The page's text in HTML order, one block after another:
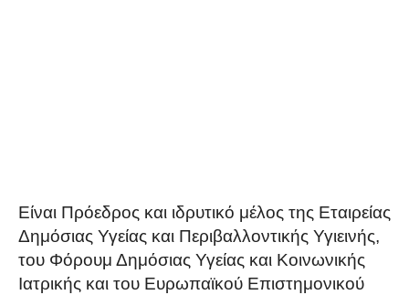
Είναι Πρόεδρος και ιδρυτικό μέλος της Εταιρείας
Δημόσιας Υγείας και Περιβαλλοντικής Υγιεινής,
του Φόρουμ Δημόσιας Υγείας και Κοινωνικής
Ιατρικής και του Ευρωπαϊκού Επιστημονικού